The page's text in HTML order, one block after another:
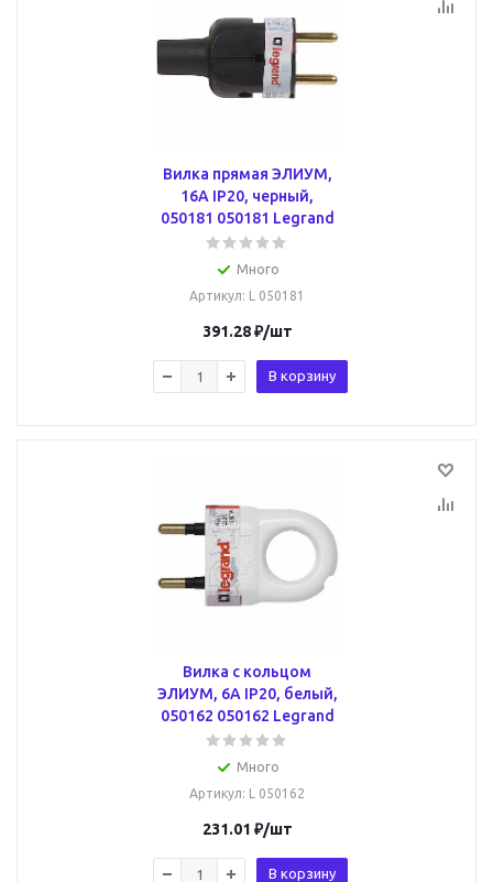
Вилка прямая ЭЛИУМ,
16А IP20, черный,
050181 050181 Legrand
Много
Артикул: L 050181
391.28₽/шт
В корзину
Вилка с кольцом
ЭЛИУМ, 6А IP20, белый,
050162 050162 Legrand
Много
Артикул: L 050162
231.01 ₽/шт
В корзину